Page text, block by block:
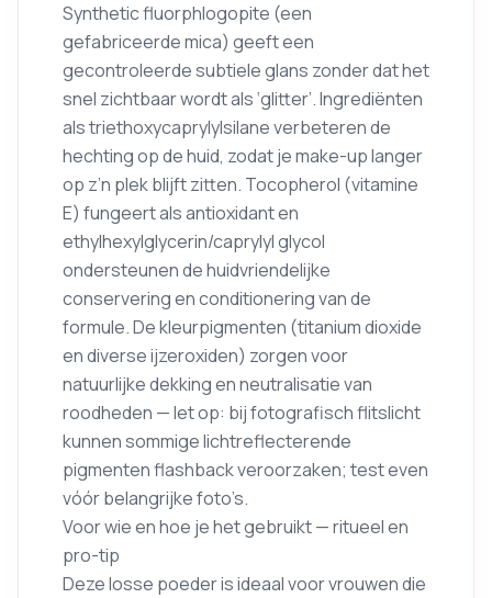
Synthetic fluorphlogopite (een
gefabriceerde mica) geeft een
gecontroleerde subtiele glans zonder dat het
snel zichtbaar wordt als ‘glitter’. Ingrediënten
als triethoxycaprylylsilane verbeteren de
hechting op de huid, zodat je make-up langer
op z’n plek blijft zitten. Tocopherol (vitamine
E) fungeert als antioxidant en
ethylhexylglycerin/caprylyl glycol
ondersteunen de huidvriendelijke
conservering en conditionering van de
formule. De kleurpigmenten (titanium dioxide
en diverse ijzeroxiden) zorgen voor
natuurlijke dekking en neutralisatie van
roodheden — let op: bij fotografisch flitslicht
kunnen sommige lichtreflecterende
pigmenten flashback veroorzaken; test even
vóór belangrijke foto’s.
Voor wie en hoe je het gebruikt — ritueel en
pro-tip
Deze losse poeder is ideaal voor vrouwen die